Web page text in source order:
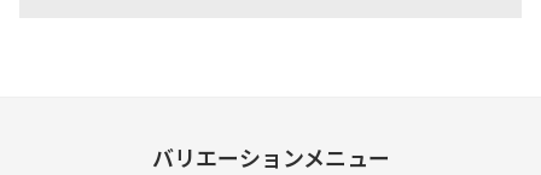
バリエーションメニュー